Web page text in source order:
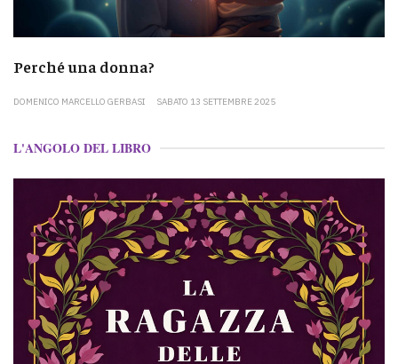
Perché una donna?
DOMENICO MARCELLO GERBASI SABATO 13 SETTEMBRE 2025
L'ANGOLO DEL LIBRO